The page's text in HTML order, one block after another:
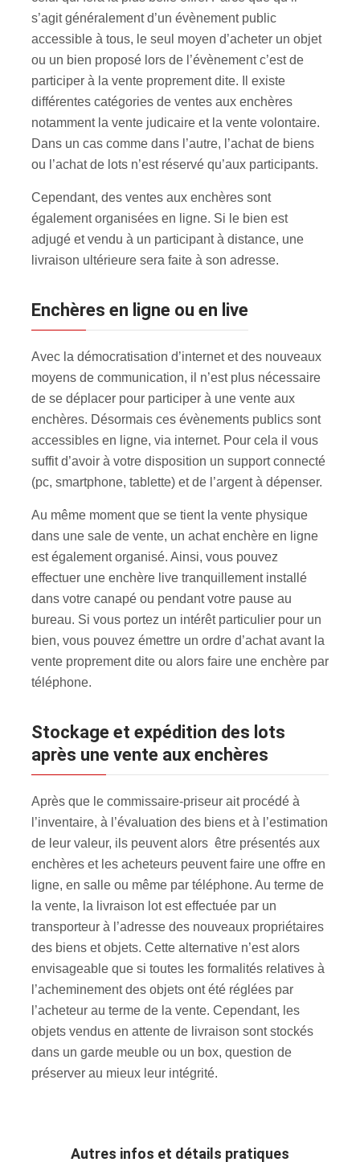
s’agit généralement d’un évènement public
accessible à tous, le seul moyen d’acheter un objet
ou un bien proposé lors de l’évènement c’est de
participer à la vente proprement dite. Il existe
différentes catégories de ventes aux enchères
notamment la vente judicaire et la vente volontaire.
Dans un cas comme dans l’autre, l’achat de biens
ou l’achat de lots n’est réservé qu’aux participants.
Cependant, des ventes aux enchères sont
également organisées en ligne. Si le bien est
adjugé et vendu à un participant à distance, une
livraison ultérieure sera faite à son adresse.
Enchères en ligne ou en live
Avec la démocratisation d’internet et des nouveaux
moyens de communication, il n’est plus nécessaire
de se déplacer pour participer à une vente aux
enchères. Désormais ces évènements publics sont
accessibles en ligne, via internet. Pour cela il vous
suffit d’avoir à votre disposition un support connecté
(pc, smartphone, tablette) et de l’argent à dépenser.
Au même moment que se tient la vente physique
dans une sale de vente, un achat enchère en ligne
est également organisé. Ainsi, vous pouvez
effectuer une enchère live tranquillement installé
dans votre canapé ou pendant votre pause au
bureau. Si vous portez un intérêt particulier pour un
bien, vous pouvez émettre un ordre d’achat avant la
vente proprement dite ou alors faire une enchère par
téléphone.
Stockage et expédition des lots
après une vente aux enchères
Après que le commissaire-priseur ait procédé à
l’inventaire, à l’évaluation des biens et à l’estimation
de leur valeur, ils peuvent alors être présentés aux
enchères et les acheteurs peuvent faire une offre en
ligne, en salle ou même par téléphone. Au terme de
la vente, la livraison lot est effectuée par un
transporteur à l’adresse des nouveaux propriétaires
des biens et objets. Cette alternative n’est alors
envisageable que si toutes les formalités relatives à
l’acheminement des objets ont été réglées par
l’acheteur au terme de la vente. Cependant, les
objets vendus en attente de livraison sont stockés
dans un garde meuble ou un box, question de
préserver au mieux leur intégrité.
Autres infos et détails pratiques